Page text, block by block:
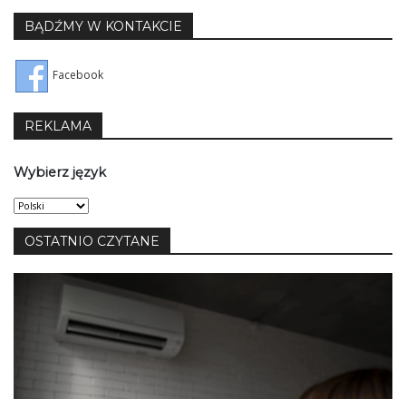
BĄDŹMY W KONTAKCIE
Facebook
REKLAMA
Wybierz język
Wybierz
język
OSTATNIO CZYTANE